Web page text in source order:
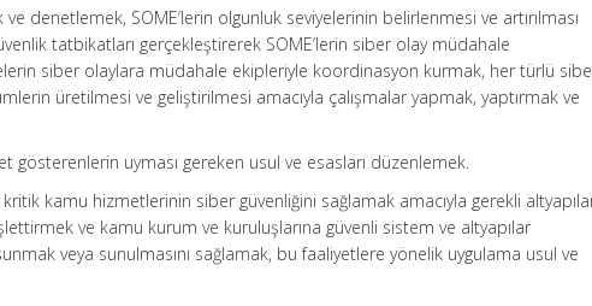
denetlemek, SOME’lerin olgunluk seviyelerinin belirlenmesi ve artırılması
tatbikatları gerçekleştirerek SOME’lerin siber olay müdahale
siber olaylara müdahale ekipleriyle koordinasyon kurmak, her türlü
üretilmesi ve geliştirilmesi amacıyla çalışmalar yapmak, yaptırmak ve
gösterenlerin uyması gereken usul ve esasları düzenlemek.
kamu hizmetlerinin siber güvenliğini sağlamak amacıyla gerekli
ve kamu kurum ve kuruluşlarına güvenli sistem ve altyapılar
veya sunulmasını sağlamak, bu faaliyetlere yönelik uygulama usul ve